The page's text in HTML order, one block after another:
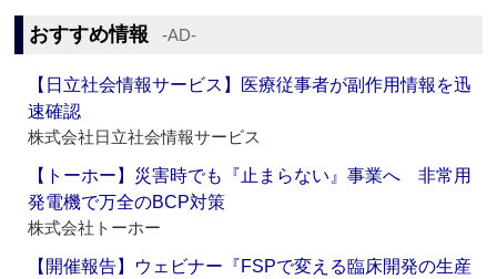
おすすめ情報 ‐AD‐
【日立社会情報サービス】医療従事者が副作用情報を迅
速確認
株式会社日立社会情報サービス
【トーホー】災害時でも『止まらない』事業へ 非常用
発電機で万全のBCP対策
株式会社トーホー
【開催報告】ウェビナー『FSPで変える臨床開発の生産